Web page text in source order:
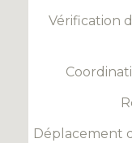
Vérification
Déplacement